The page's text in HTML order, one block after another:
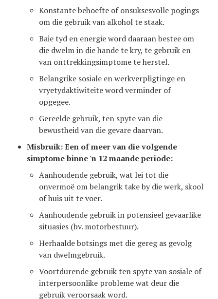
Konstante behoefte of onsuksesvolle pogings
om die gebruik van alkohol te staak.
Baie tyd en energie word daaraan bestee om
die dwelm in die hande te kry, te gebruik en
van onttrekkingsimptome te herstel.
Belangrike sosiale en werkverpligtinge en
vryetydaktiwiteite word verminder of
opgegee.
Gereelde gebruik, ten spyte van die
bewustheid van die gevare daarvan.
Misbruik: Een of meer van die volgende
simptome binne 'n 12 maande periode:
Aanhoudende gebruik, wat lei tot die
onvermoë om belangrik take by die werk, skool
of huis uit te voer.
Aanhoudende gebruik in potensieel gevaarlike
situasies (bv. motorbestuur).
Herhaalde botsings met die gereg as gevolg
van dwelmgebruik.
Voortdurende gebruik ten spyte van sosiale of
interpersoonlike probleme wat deur die
gebruik veroorsaak word.